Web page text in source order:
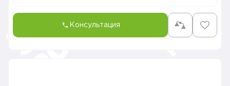
Консультация